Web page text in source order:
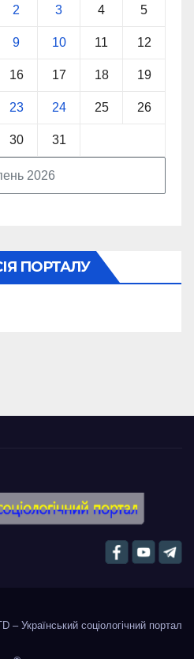
2026
2 3 4 5
9 10 11 12
16 17 18 19
23 24 25 26
30 31
ПОРТАЛУ
– Український соціологічний портал